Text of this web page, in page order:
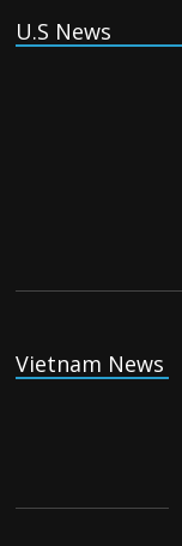
U.S News
Vietnam News